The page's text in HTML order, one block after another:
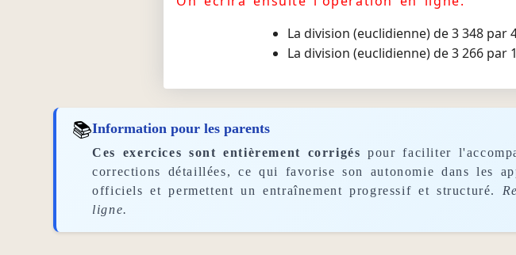
La division (euclidienne) de 3 348 par
La division (euclidienne) de 3 266 par
📚Information pour les parents
Ces exercices sont entièrement corrigés pour faciliter
corrections détaillées, ce qui favorise son autonomie dans les
officiels et permettent un entraînement progressif et structuré.
ligne.